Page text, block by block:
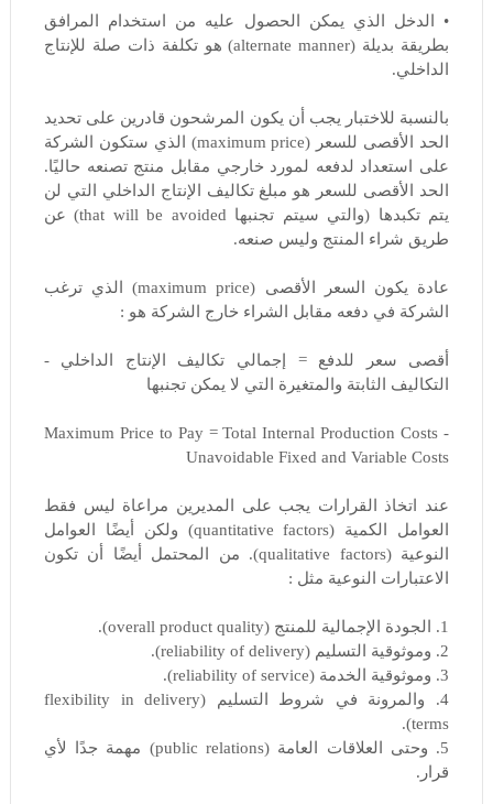
• الدخل الذي يمكن الحصول عليه من استخدام المرافق
بطريقة بديلة (alternate manner) هو تكلفة ذات صلة للإنتاج
الداخلي.
بالنسبة للاختبار يجب أن يكون المرشحون قادرين على تحديد
الحد الأقصى للسعر (maximum price) الذي ستكون الشركة
على استعداد لدفعه لمورد خارجي مقابل منتج تصنعه حاليًا.
الحد الأقصى للسعر هو مبلغ تكاليف الإنتاج الداخلي التي لن
يتم تكبدها (والتي سيتم تجنبها that will be avoided) عن
طريق شراء المنتج وليس صنعه.
عادة يكون السعر الأقصى (maximum price) الذي ترغب
الشركة في دفعه مقابل الشراء خارج الشركة هو :
أقصى سعر للدفع = إجمالي تكاليف الإنتاج الداخلي -
التكاليف الثابتة والمتغيرة التي لا يمكن تجنبها
Maximum Price to Pay = Total Internal Production Costs -
Unavoidable Fixed and Variable Costs
عند اتخاذ القرارات يجب على المديرين مراعاة ليس فقط
العوامل الكمية (quantitative factors) ولكن أيضًا العوامل
النوعية (qualitative factors). من المحتمل أيضًا أن تكون
الاعتبارات النوعية مثل :
1. الجودة الإجمالية للمنتج (overall product quality).
2. وموثوقية التسليم (reliability of delivery).
3. وموثوقية الخدمة (reliability of service).
4. والمرونة في شروط التسليم (flexibility in delivery
terms).
5. وحتى العلاقات العامة (public relations) مهمة جدًا لأي
قرار.